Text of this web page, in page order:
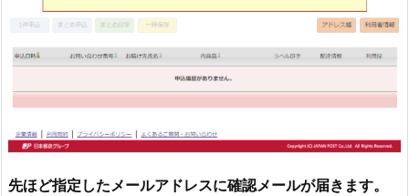
先ほど指定したメールアドレスに確認メールが届きます。